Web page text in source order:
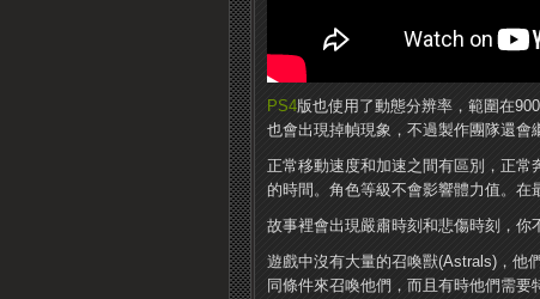
PS4版也使用了動態分辨率，範圍在
也會出現掉幀現象，不過製作團隊還會
正常移動速度和加速之間有區別，正
的時間。角色等級不會影響體力值。在
故事裡會出現嚴肅時刻和悲傷時刻，你
遊戲中沒有大量的召喚獸(Astrals)，他
同條件來召喚他們，而且有時他們需